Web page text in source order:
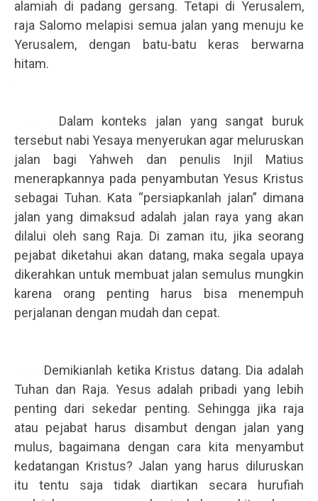
alamiah di padang gersang. Tetapi di Yerusalem,
raja Salomo melapisi semua jalan yang menuju ke
Yerusalem, dengan batu-batu keras berwarna
hitam.
.
.
. . . . Dalam konteks jalan yang sangat buruk
tersebut nabi Yesaya menyerukan agar meluruskan
jalan bagi Yahweh dan penulis Injil Matius
menerapkannya pada penyambutan Yesus Kristus
sebagai Tuhan. Kata “persiapkanlah jalan” dimana
jalan yang dimaksud adalah jalan raya yang akan
dilalui oleh sang Raja. Di zaman itu, jika seorang
pejabat diketahui akan datang, maka segala upaya
dikerahkan untuk membuat jalan semulus mungkin
karena orang penting harus bisa menempuh
perjalanan dengan mudah dan cepat.
.
.
. . . . Demikianlah ketika Kristus datang. Dia adalah
Tuhan dan Raja. Yesus adalah pribadi yang lebih
penting dari sekedar penting. Sehingga jika raja
atau pejabat harus disambut dengan jalan yang
mulus, bagaimana dengan cara kita menyambut
kedatangan Kristus? Jalan yang harus diluruskan
itu tentu saja tidak diartikan secara hurufiah